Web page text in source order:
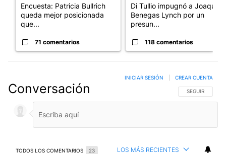
Encuesta: Patricia Bullrich
queda mejor posicionada
que...
71 comentarios
Di Tullio impugnó a Joaquín
Benegas Lynch por un
presun...
118 comentarios
Conversación SIGA ESTA
SEGUIR
INICIAR SESIÓN CREAR CUENTA
TODOS LOS COMENTARIOS 23 LOS MÁS RECIENTES